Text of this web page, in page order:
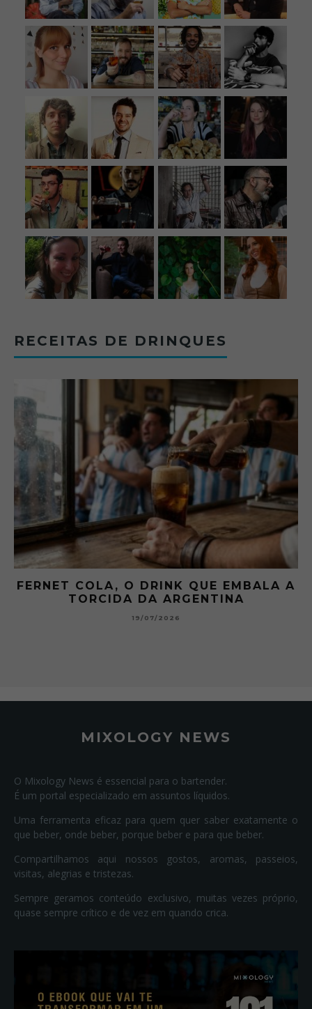
RECEITAS DE DRINQUES
FERNET COLA, O DRINK QUE EMBALA A
TORCIDA DA ARGENTINA
19/07/2026
MIXOLOGY NEWS
O Mixology News é essencial para o bartender.
É um portal especializado em assuntos líquidos.
Uma ferramenta eficaz para quem quer saber exatamente o
que beber, onde beber, porque beber e para que beber.
Compartilhamos aqui nossos gostos, aromas, passeios,
visitas, alegrias e tristezas.
Sempre geramos conteúdo exclusivo, muitas vezes próprio,
quase sempre crítico e de vez em quando crica.